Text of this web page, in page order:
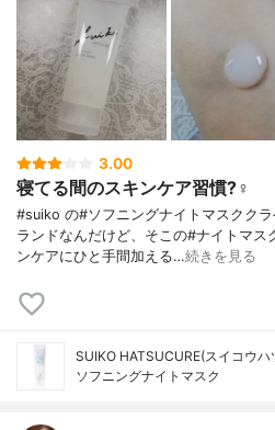
3.00
寝てる間のスキンケア習慣?‍♀️
#suiko の#ソフニングナイトマスクク
ランドなんだけど、そこの#ナイトマス
ンケアにひと手間加える…続きを見る
SUIKO HATSUCURE(スイコウハ
ソフニングナイトマスク